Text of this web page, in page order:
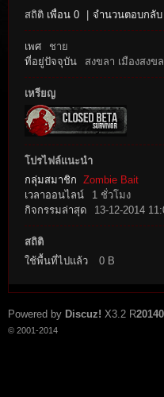
es
tat
สถิติ เพื่อน 0 จำนวนตอบกลับ
เพศ ชาย
ที่อยู่ปัจจุบัน
สงขลา เมืองสงข
เหรียญ
โปรไฟล์แนะนำ
กลุ่มสมาชิก Zombie Bait
เวลาออนไลน์
1 ชั่วโมง
กิจกรรมล่าสุด
13-12-2014
สถิติ
ใช้พื้นที่ไปแล้ว
0 B
Powered by Discuz! X3.2 R
© 2001-2014